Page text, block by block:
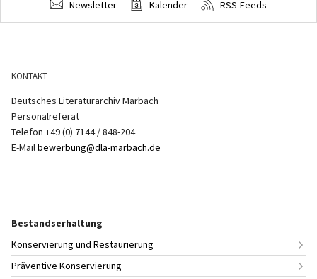
Newsletter Kalender RSS-Feeds
KONTAKT
Deutsches Literaturarchiv Marbach
Personalreferat
Telefon +49 (0) 7144 / 848-204
E-Mailbewerbung@dla-marbach.de
Bestandserhaltung
Konservierung und Restaurierung
Präventive Konservierung